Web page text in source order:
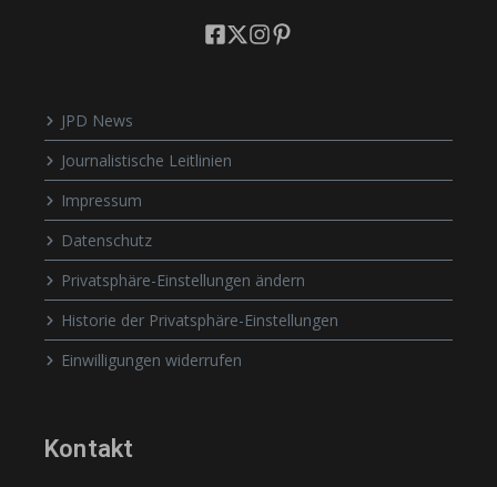
JPD News
Journalistische Leitlinien
Impressum
Datenschutz
Privatsphäre-Einstellungen ändern
Historie der Privatsphäre-Einstellungen
Einwilligungen widerrufen
Kontakt